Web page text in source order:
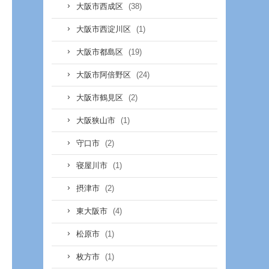
大阪市西成区 (38)
大阪市西淀川区 (1)
大阪市都島区 (19)
大阪市阿倍野区 (24)
大阪市鶴見区 (2)
大阪狭山市 (1)
守口市 (2)
寝屋川市 (1)
摂津市 (2)
東大阪市 (4)
松原市 (1)
枚方市 (1)